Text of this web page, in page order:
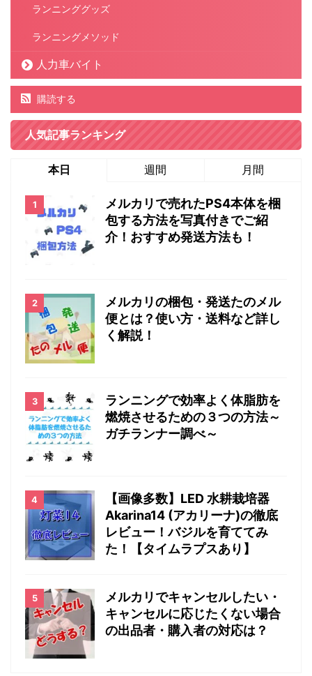
ランニンググッズ
ランニングメソッド
人力車バイト
購読する
人気記事ランキング
本日 週間 月間
メルカリで売れたPS4本体を梱
包する方法を写真付きでご紹
介！おすすめ発送方法も！
メルカリの梱包・発送たのメル
便とは？使い方・送料など詳し
く解説！
ランニングで効率よく体脂肪を
燃焼させるための３つの方法～
ガチランナー調べ～
【画像多数】LED 水耕栽培器
Akarina14 (アカリーナ)の徹底
レビュー！バジルを育ててみ
た！【タイムラプスあり】
メルカリでキャンセルしたい・
キャンセルに応じたくない場合
の出品者・購入者の対応は？